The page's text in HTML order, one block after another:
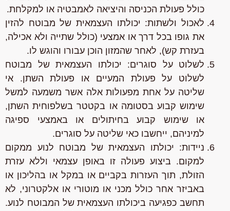
כולל פעולת הכניסה והיציאה לאמבטיה או למקלחת.
לאכול ולשתות:יכולתו העצמאית של מבוטח להזין
את גופו בכל דרך או אמצעי (כולל שתייה ולא אכילה,
בעזרת קש), לאחר שהמזון הוכן עבורו והוגש לו.
לשלוט על סוגרים:יכולתו העצמאית של מבוטח
לשלוט על פעולת המעיים או פעולת השתן. אי
שליטה על אחת מפעולות אלה אשר משמעה למשל
שימוש קבוע בסטומה או בקטטר בשלפוחית השתן,
או שימוש קבוע בחיתולים או באמצעי ספיגה
למיניהם, ייחשבו כאי שליטה על סוגרים.
ניידות:יכולתו העצמאית של מבוטח לנוע ממקום
למקום. ביצוע פעולה זו באופן עצמאי וללא עזרת
הזולת, תוך העזרות בקביים או במקל או בהליכון או
באביזר אחר כולל מכני או מוטורי או אלקטרוני, לא
תחשב כפגיעה ביכולתו העצמאית של המבוטח לנוע.